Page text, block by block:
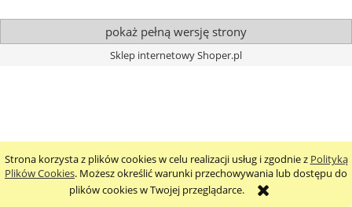
Strona korzysta z plików cookies w celu realizacji usług i zgodnie z Polityką
Plików Cookies. Możesz określić warunki przechowywania lub dostępu do
plików cookies w Twojej przeglądarce.
pokaż pełną wersję strony
Sklep internetowy Shoper.pl